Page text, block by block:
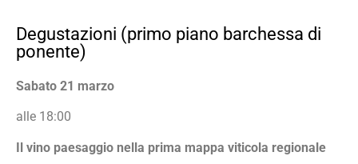
Degustazioni (primo piano barchessa di
ponente)
Sabato 21 marzo
alle 18:00
Il vino paesaggio nella prima mappa viticola regionale